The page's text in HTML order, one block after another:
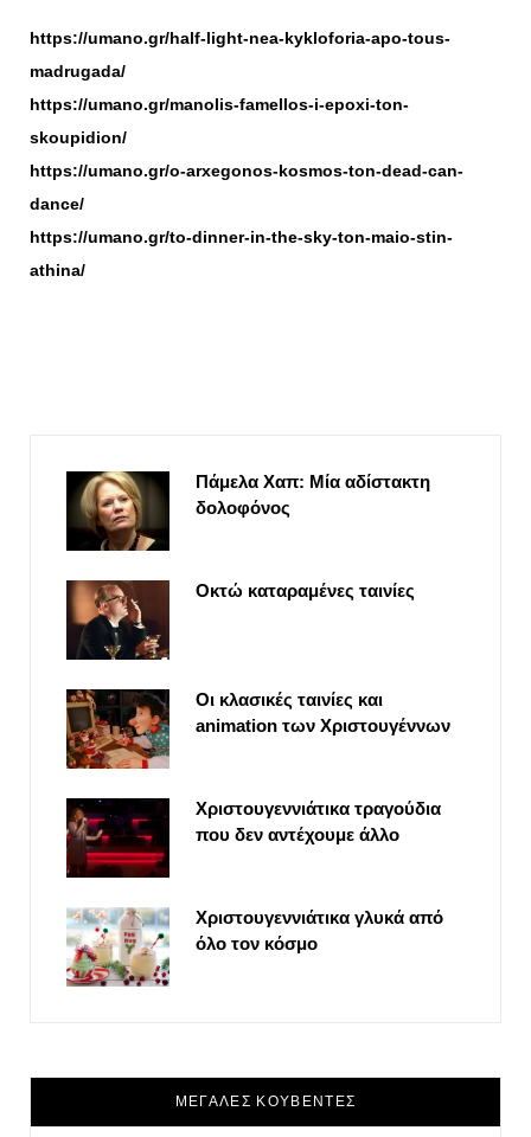
https://umano.gr/half-light-nea-kykloforia-apo-tous-
madrugada/
https://umano.gr/manolis-famellos-i-epoxi-ton-
skoupidion/
https://umano.gr/o-arxegonos-kosmos-ton-dead-can-
dance/
https://umano.gr/to-dinner-in-the-sky-ton-maio-stin-
athina/
Πάμελα Χαπ: Μία αδίστακτη
δολοφόνος
Οκτώ καταραμένες ταινίες
Οι κλασικές ταινίες και
animation των Χριστουγέννων
Χριστουγεννιάτικα τραγούδια
που δεν αντέχουμε άλλο
Χριστουγεννιάτικα γλυκά από
όλο τον κόσμο
ΜΕΓΑΛΕΣ ΚΟΥΒΕΝΤΕΣ